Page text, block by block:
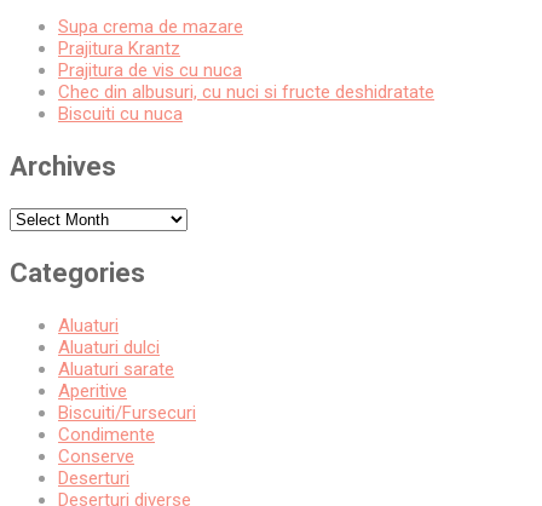
Supa crema de mazare
Prajitura Krantz
Prajitura de vis cu nuca
Chec din albusuri, cu nuci si fructe deshidratate
Biscuiti cu nuca
Archives
Archives
Categories
Aluaturi
Aluaturi dulci
Aluaturi sarate
Aperitive
Biscuiti/Fursecuri
Condimente
Conserve
Deserturi
Deserturi diverse